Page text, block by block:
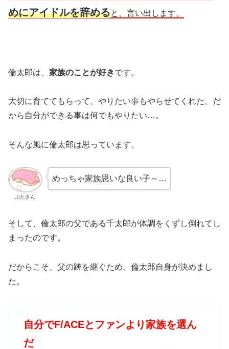
めにアイドルを辞めると、言い出します。
倫太郎は、 家族のことが好きです。
大切に育ててもらって、やりたい事もやらせてくれた、だ
から自分ができる事は何でもやりたい…。
そんな風に倫太郎は思っています。
ぶたさん
めっちゃ家族思いな良い子～…
そして、倫太郎の父である千太郎が体調をくずし倒れてし
まったのです。
だからこそ、父の跡を継ぐため、倫太郎自身が決めまし
た。
自分でF/ACEとファンより家族を選ん
だ